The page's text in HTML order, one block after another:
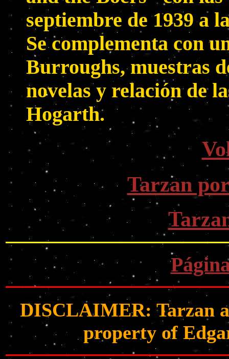
septiembre de 1939 a
Se complementa con
Burroughs, muestras
novelas y relación de
Hogarth.
Tarzan
DISCLAIMER: Tarzan
property of